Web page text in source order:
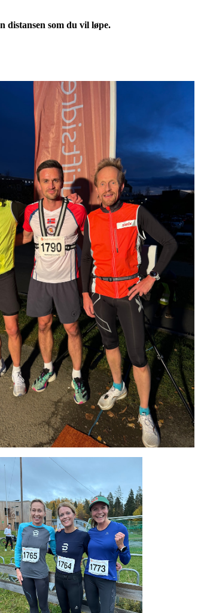
distansen som du vil løpe.